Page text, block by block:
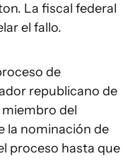
La fiscal federal
el fallo.
de
republicano de
del
la nominación de
proceso hasta que